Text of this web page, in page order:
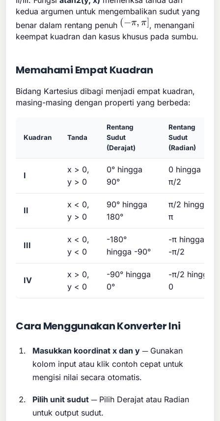
kedua argumen untuk mengembalikan sudut yang
benar dalam rentang penuh
(−π,π]
, menangani
keempat kuadran dan kasus khusus pada sumbu.
Memahami Empat Kuadran
Bidang Kartesius dibagi menjadi empat kuadran,
masing-masing dengan properti yang berbeda:
Kuadran Tanda
Rentang
Sudut
(Derajat)
Rentang
Sudut
(Radian)
I
x > 0,
y > 0
0° hingga
90°
0 hingga
π/2
II
x < 0,
y > 0
90° hingga
180°
π/2 hingga
π
III
x < 0,
y < 0
-180°
hingga -90°
-π hingga
-π/2
IV
x > 0,
y < 0
-90° hingga
0°
-π/2 hingga
0
Cara Menggunakan Konverter Ini
Masukkan koordinat x dan y ─ Gunakan
kolom input atau klik contoh cepat untuk
mengisi nilai secara otomatis.
Pilih unit sudut ─ Pilih Derajat atau Radian
untuk output sudut.